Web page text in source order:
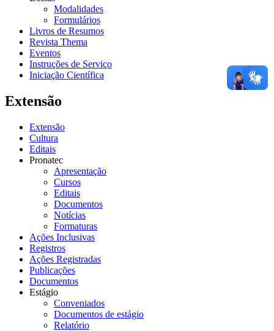
Modalidades
Formulários
Livros de Resumos
Revista Thema
Eventos
Instruções de Serviço
Iniciação Científica
Extensão
Extensão
Cultura
Editais
Pronatec
Apresentação
Cursos
Editais
Documentos
Notícias
Formaturas
Ações Inclusivas
Registros
Ações Registradas
Publicações
Documentos
Estágio
Conveniados
Documentos de estágio
Relatório